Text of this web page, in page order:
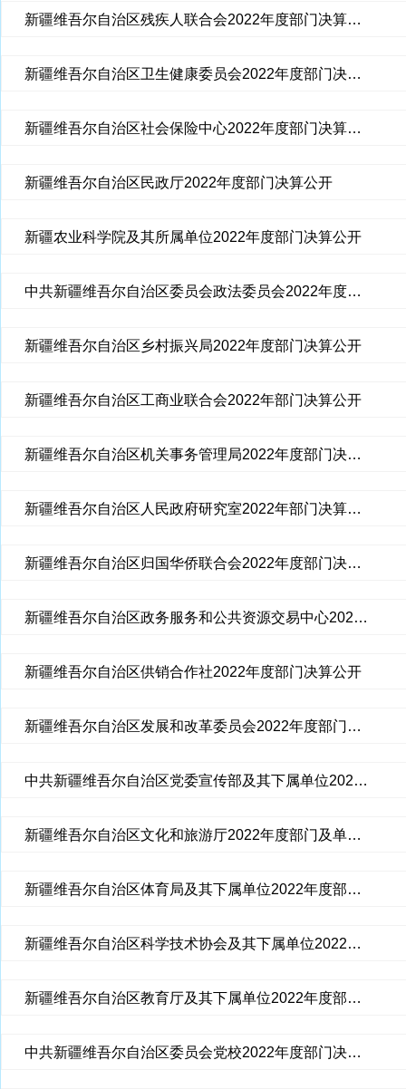
新疆维吾尔自治区残疾人联合会2022年度部门决算公开
新疆维吾尔自治区卫生健康委员会2022年度部门决算公开
新疆维吾尔自治区社会保险中心2022年度部门决算公开
新疆维吾尔自治区民政厅2022年度部门决算公开
新疆农业科学院及其所属单位2022年度部门决算公开
中共新疆维吾尔自治区委员会政法委员会2022年度部门决算公开
新疆维吾尔自治区乡村振兴局2022年度部门决算公开
新疆维吾尔自治区工商业联合会2022年部门决算公开
新疆维吾尔自治区机关事务管理局2022年度部门决算公开
新疆维吾尔自治区人民政府研究室2022年部门决算公开
新疆维吾尔自治区归国华侨联合会2022年度部门决算公开
新疆维吾尔自治区政务服务和公共资源交易中心2022年部门决算公开
新疆维吾尔自治区供销合作社2022年度部门决算公开
新疆维吾尔自治区发展和改革委员会2022年度部门决算公开
中共新疆维吾尔自治区党委宣传部及其下属单位2022年度部门决算公开说明
新疆维吾尔自治区文化和旅游厅2022年度部门及单位决算公开说明
新疆维吾尔自治区体育局及其下属单位2022年度部门决算公开说明
新疆维吾尔自治区科学技术协会及其下属单位2022年度部门决算公开说明
新疆维吾尔自治区教育厅及其下属单位2022年度部门及单位决算公开说明
中共新疆维吾尔自治区委员会党校2022年度部门决算公开说明